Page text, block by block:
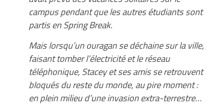
campus pendant que les autres étudiants sont
partis en Spring Break.
Mais lorsqu’un ouragan se déchaine sur la ville,
faisant tomber l’électricité et le réseau
téléphonique, Stacey et ses amis se retrouvent
bloqués du reste du monde, au pire moment :
en plein milieu d’une invasion extra-terrestre…